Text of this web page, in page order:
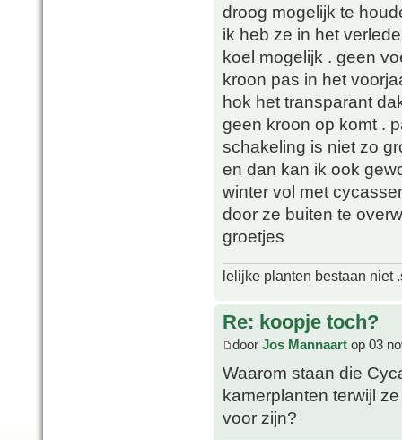
droog mogelijk te
ik heb ze in het
koel mogelijk . geen
kroon pas in het
hok het transparant
geen kroon op komt .
schakeling is niet zo
en dan kan ik ook
winter vol met
door ze buiten te
groetjes
lelijke planten bestaan niet
Re: koopje toch?
door Jos Mannaart op 03
Waarom staan die
kamerplanten terwijl
voor zijn?